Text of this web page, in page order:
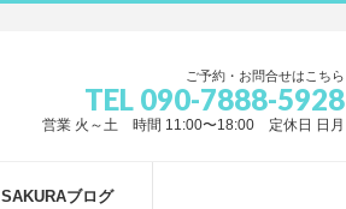
ご予約・お問合せはこちら
TEL 090-7888-5928
営業 火～土 時間 11:00〜18:00 定休日 日月
SAKURAブログ